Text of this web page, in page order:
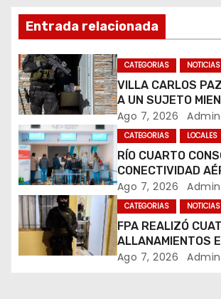
n
d
e
e
n
t
r
a
d
Entrada relacionada
CATEGORIAS NOTICIAS
VILLA CARLOS
A UN SUJETO
COMERCIALIZABA
MARIHUANA EN
Ago 7, 2026
CATEGORIAS LOCALES
RÍO CUARTO
CONECTIVIDAD
CUATRO VUELOS
BUENOS AIRES
Ago 7, 2026
CATEGORIAS NOTICIAS
FPA REALIZÓ
ALLANAMIENTOS
BUSTOS-
Ago 7, 2026